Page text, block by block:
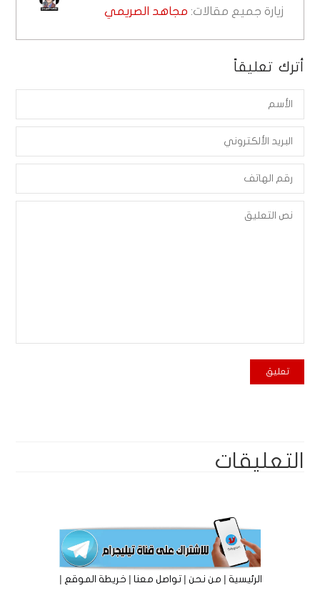
زيارة جميع مقالات: مجاهد الصريمي
أترك تعليقاً
التعليقات
الرئيسية|من نحن|تواصل معنا|خريطة الموقع |